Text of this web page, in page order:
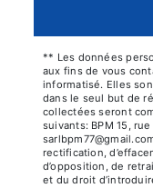
** Les données
aux fins de vous
informatisé. Elles
dans le seul but de
collectées seront
suivants: BPM 15,
rectification,
d’opposition, de
et du droit